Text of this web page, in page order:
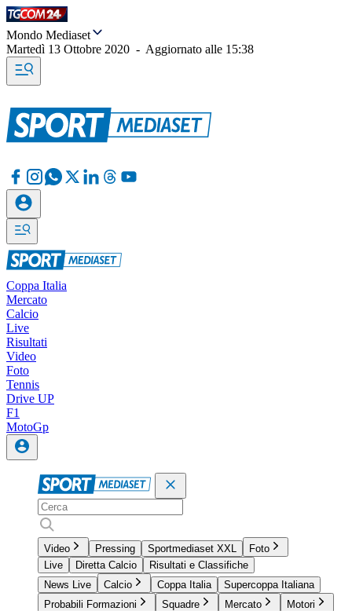
Mondo Mediaset
Martedì 13 Ottobre 2020 - Aggiornato alle 15:38
Coppa Italia
Mercato
Calcio
Live
Risultati
Video
Foto
Tennis
Drive UP
F1
MotoGp
Video Pressing Sportmediaset XXL
Foto
Live
Diretta Calcio
Risultati e Classifiche
News Live
Calcio Coppa Italia
Supercoppa Italiana
Probabili Formazioni
Squadre Mercato
Motori